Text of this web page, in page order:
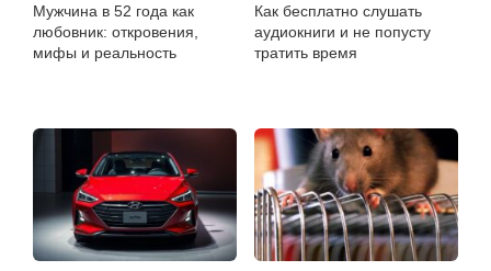
Мужчина в 52 года как
любовник: откровения,
мифы и реальность
Как бесплатно слушать
аудиокниги и не попусту
тратить время